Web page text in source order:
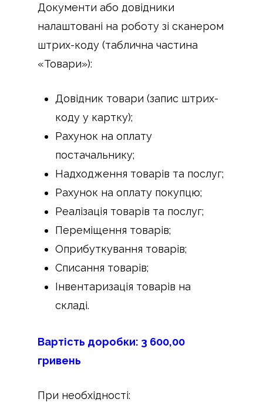
Документи або довідники
налаштовані на роботу зі сканером
штрих-коду (таблична частина
«Товари»):
Довідник товари (запис штрих-
коду у картку);
Рахунок на оплату
постачальнику;
Надходження товарів та послуг;
Рахунок на оплату покупцю;
Реалізація товарів та послуг;
Переміщення товарів;
Оприбуткування товарів;
Списання товарів;
Інвентаризація товарів на
складі.
Вартість доробки: 3 600,00
гривень
При необхідності: